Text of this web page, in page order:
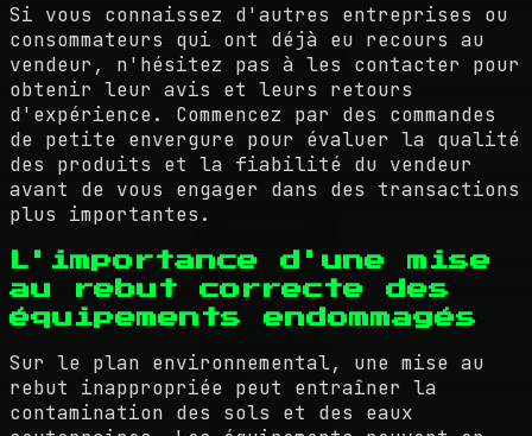
Si vous connaissez d'autres entreprises ou
consommateurs qui ont déjà eu recours au
vendeur, n'hésitez pas à les contacter pour
obtenir leur avis et leurs retours
d'expérience. Commencez par des commandes
de petite envergure pour évaluer la qualité
des produits et la fiabilité du vendeur
avant de vous engager dans des transactions
plus importantes.
L'importance d'une mise
au rebut correcte des
équipements endommagés
Sur le plan environnemental, une mise au
rebut inappropriée peut entraîner la
contamination des sols et des eaux